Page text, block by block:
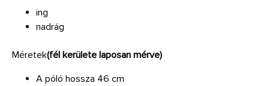
ing
nadrág
Méretek(fél kerülete laposan mérve)
A póló hossza 46 cm